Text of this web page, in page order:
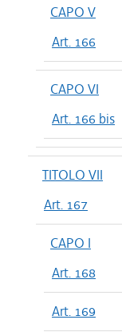
CAPO V
Art. 166
CAPO VI
Art. 166 bis
TITOLO VII
Art. 167
CAPO I
Art. 168
Art. 169